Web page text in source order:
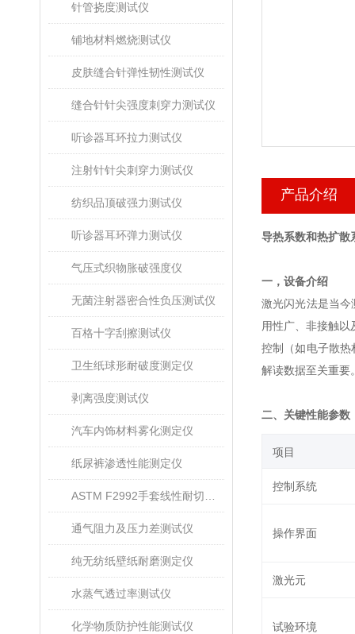
针管挠度测试仪
铺地材料燃烧测试仪
皮肤缝合针弹性韧性测试仪
缝合针针尖强度刺穿力测试仪
听诊器耳环拉力测试仪
注射针针尖刺穿力测试仪
纺织品顶破强力测试仪
听诊器耳环弹力测试仪
气压式织物胀破强度仪
无菌注射器密合性负压测试仪
百格十字刮擦测试仪
卫生纸球形耐破度测定仪
剥离强度测试仪
汽车内饰材料雾化测定仪
纸尿裤渗透性能测定仪
通气阻力及压力差测试仪
纯无纺纸壁纸耐磨测定仪
水蒸气透过率测试仪
化学物质防护性能测试仪
产品介绍
导热系数和热扩散
一，设备介绍
激光闪光法是当
用性广、非接触
控制（如电子散
解读数据至关重要
二、关键性能参数
‌项目‌
控制系统‌
操作界面‌
激光元
试验环境